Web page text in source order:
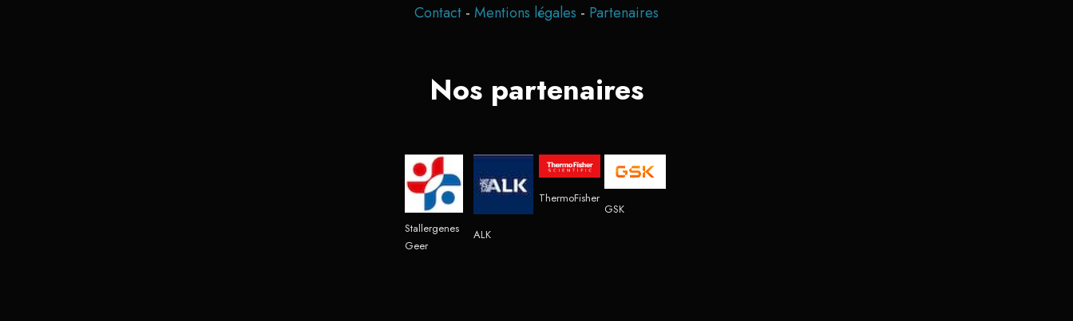
Contact - Mentions légales - Partenaires
Nos partenaires
Stallergenes
Geer
ALK
ThermoFisher
GSK